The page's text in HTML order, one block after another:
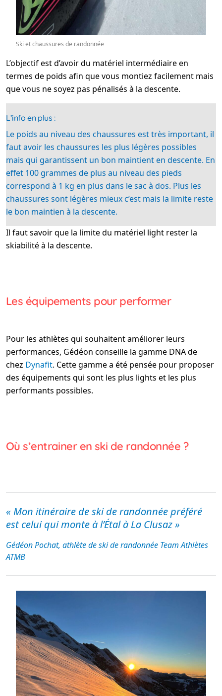
Ski et chaussures de randonnée
L’objectif est d’avoir du matériel intermédiaire en
termes de poids afin que vous montiez facilement mais
que vous ne soyez pas pénalisés à la descente.
L’info en plus :
Le poids au niveau des chaussures est très important, il
faut avoir les chaussures les plus légères possibles
mais qui garantissent un bon maintient en descente. En
effet 100 grammes de plus au niveau des pieds
correspond à 1 kg en plus dans le sac à dos. Plus les
chaussures sont légères mieux c’est mais la limite reste
le bon maintien à la descente.
Il faut savoir que la limite du matériel light rester la
skiabilité à la descente.
Les équipements pour performer
Pour les athlètes qui souhaitent améliorer leurs
performances, Gédéon conseille la gamme DNA de
chez Dynafit. Cette gamme a été pensée pour proposer
des équipements qui sont les plus lights et les plus
performants possibles.
Où s’entrainer en ski de randonnée ?
« Mon itinéraire de ski de randonnée préféré
est celui qui monte à l’Étal à La Clusaz »
Gédéon Pochat, athlète de ski de randonnée Team Athlètes
ATMB